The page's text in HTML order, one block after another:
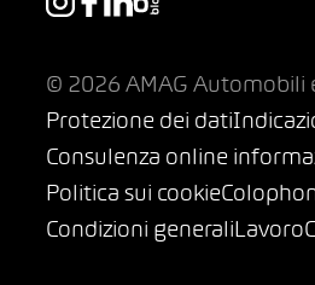
© 2026 AMAG Automobili
Protezione dei dati
Consulenza online
Politica sui cookie
Condizioni generaliLavoro